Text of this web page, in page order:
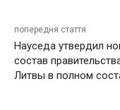
попередня стаття
Науседа утвердил
состав
Литвы в полном